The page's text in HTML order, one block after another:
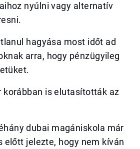
nyúlni vagy alternatív
hagyása most időt ad
arra, hogy pénzügyileg
korábban is elutasították az
dubai magániskola már
előtt jelezte, hogy nem kíván